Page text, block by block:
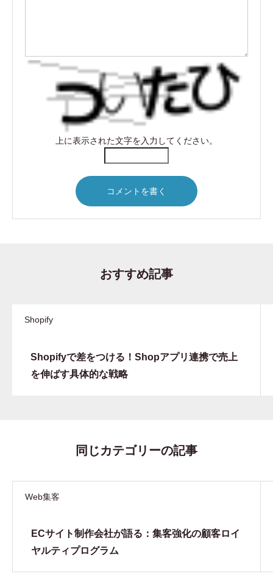
上に表示された文字を入力してください。
おすすめ記事
Shopify
Shopifyで差をつける！Shopアプリ連携で売上
を伸ばす具体的な戦略
同じカテゴリーの記事
Web集客
ECサイト制作会社が語る：集客強化の顧客ロイ
ヤルティプログラム